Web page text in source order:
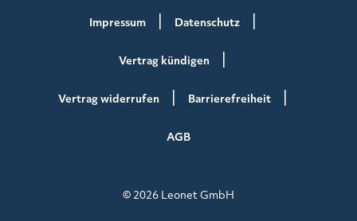
Impressum Datenschutz
Vertrag kündigen
Vertrag widerrufen Barrierefreiheit
AGB
© 2026 Leonet GmbH